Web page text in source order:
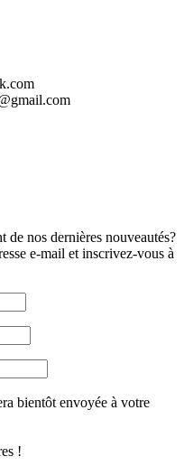
de nos dernières nouveautés?
e-mail et inscrivez-vous à
bientôt envoyée à votre
!